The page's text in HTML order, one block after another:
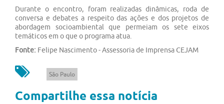
Durante o encontro, foram realizadas dinâmicas, roda de
conversa e debates a respeito das ações e dos projetos de
abordagem socioambiental que permeiam os sete eixos
temáticos em o que o programa atua.
Fonte: Felipe Nascimento - Assessoria de Imprensa CEJAM
São Paulo
Compartilhe essa notícia